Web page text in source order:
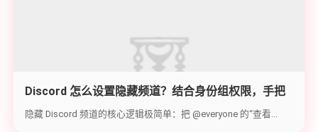
Discord 怎么设置隐藏频道？结合身份组权限，手把
手教你打造 100% 私密的专属频道
隐藏 Discord 频道的核心逻辑极简单：把 @everyone 的“查看...